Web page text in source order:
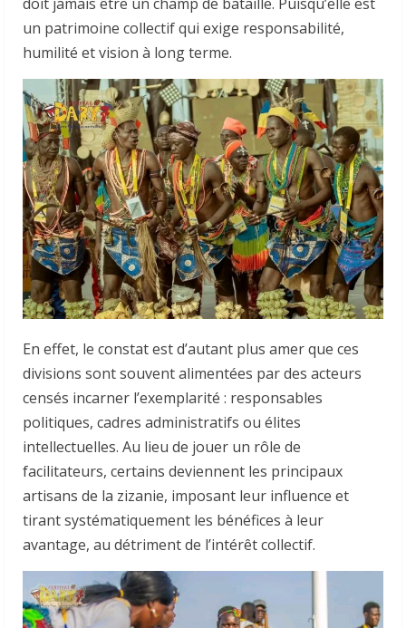
un patrimoine collectif qui exige responsabilité,
humilité et vision à long terme.
En effet, le constat est d’autant plus amer que ces
divisions sont souvent alimentées par des acteurs
censés incarner l’exemplarité : responsables
politiques, cadres administratifs ou élites
intellectuelles. Au lieu de jouer un rôle de
facilitateurs, certains deviennent les principaux
artisans de la zizanie, imposant leur influence et
tirant systématiquement les bénéfices à leur
avantage, au détriment de l’intérêt collectif.